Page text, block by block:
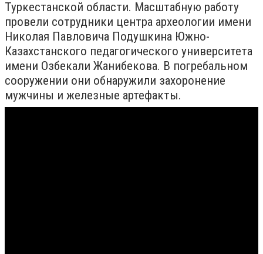
Туркестанской области. Масштабную работу
провели сотрудники центра археологии имени
Николая Павловича Подушкина Южно-
Казахстанского педагогического университета
имени Озбекали Жанибекова. В погребальном
сооружении они обнаружили захоронение
мужчины и железные артефакты.